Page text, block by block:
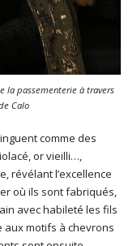
la passementerie à travers
Calo
comme des
or vieilli…,
révélant l’excellence
où ils sont fabriqués,
avec habileté les fils
motifs à chevrons